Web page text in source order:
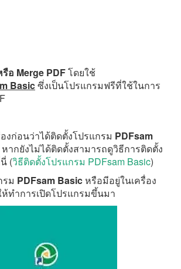
อ Merge PDFโดยใช้
Basicซึ่งเป็นโปรแกรมฟรีที่ใช้ในการ
งก่อนว่าได้ติดตั้งโปรแกรม PDFsam
ากยังไม่ได้ติดตั้งสามารถดูวิธีการติดตั้ง
(วิธีติดตั้งโปรแกรม PDFsam Basic)
รม PDFsam Basicหรือมีอยู่ในเครื่อง
ทำการเปิดโปรแกรมขึ้นมา